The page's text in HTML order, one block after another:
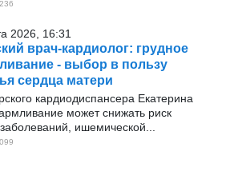
2026, 16:31
врач-кардиолог: грудное
- выбор в пользу
сердца матери
кардиодиспансера Екатерина
может снижать риск
ишемической...